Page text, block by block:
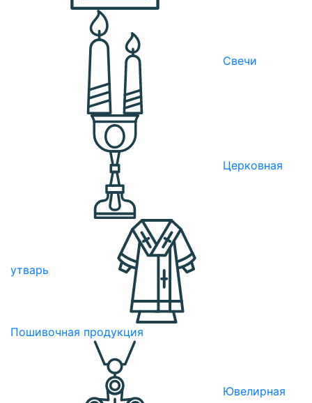
Свечи
Церковная
утварь
Пошивочная продукция
Ювелирная